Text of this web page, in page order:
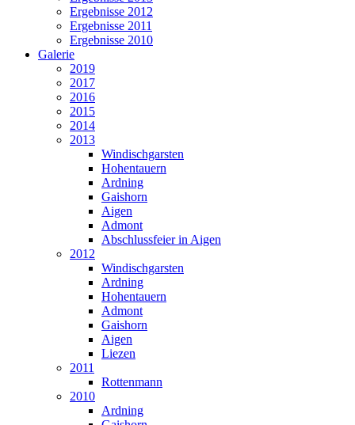
Ergebnisse 2012
Ergebnisse 2011
Ergebnisse 2010
Galerie
2019
2017
2016
2015
2014
2013
Windischgarsten
Hohentauern
Ardning
Gaishorn
Aigen
Admont
Abschlussfeier in Aigen
2012
Windischgarsten
Ardning
Hohentauern
Admont
Gaishorn
Aigen
Liezen
2011
Rottenmann
2010
Ardning